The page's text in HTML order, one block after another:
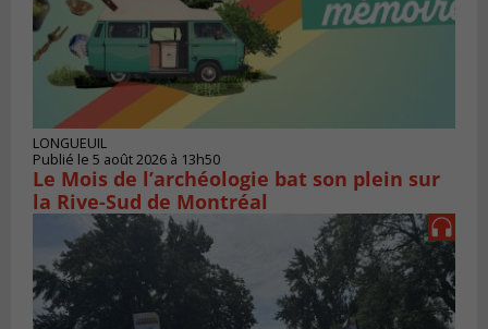
LONGUEUIL
Publié le 5 août 2026 à 13h50
Le Mois de l’archéologie bat son plein sur
la Rive-Sud de Montréal